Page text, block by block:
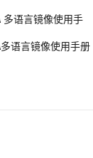
多语言镜像使用手
语言镜像使用手册